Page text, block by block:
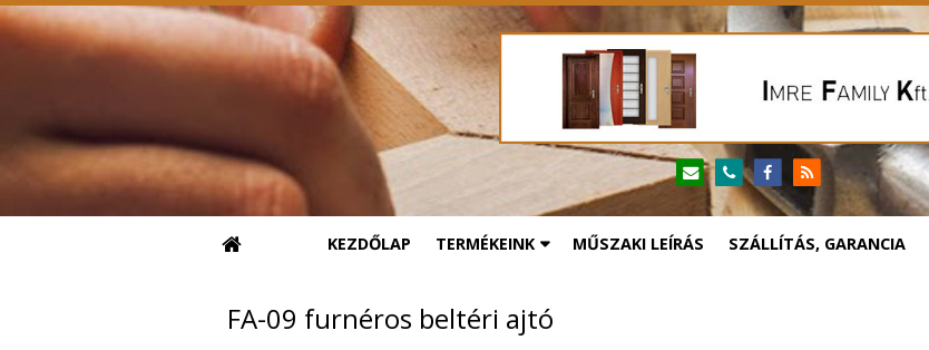
KEZDŐLAP TERMÉKEINK MŰSZAKI LEÍRÁS SZÁLLÍTÁS, GARANCIA
FA-09 furnéros beltéri ajtó